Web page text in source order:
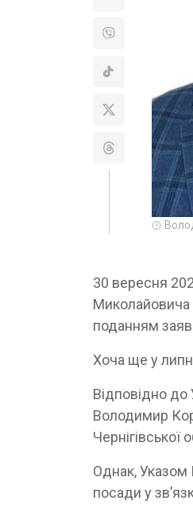
30 вересня
Миколайовича
поданням
Хоча ще у
Відповідно
Володимир
Однак, Указом
посади у